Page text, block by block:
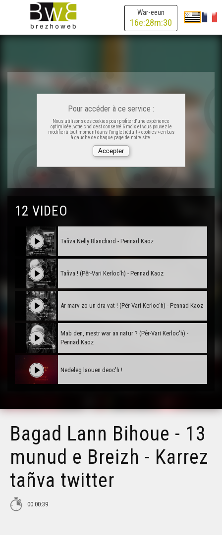
War-eeun
16e:28m:30
Pour accéder à ce service :
Nous utilisons des cookies pour profiter d'une expérience
optimisée, votre choix est conservé 6 mois et vous pouvez le
modifier à tout moment dans l'onglet réduit « cookies » en bas
à gauche de chaque page de notre site.
12 VIDEO
Tañva Nelly Blanchard - Pennad Kaoz
Tañva ! (Pêr-Vari Kerloc'h) - Pennad Kaoz
Ar marv zo un dra vat ! (Pêr-Vari Kerloc'h) - Pennad Kaoz
Mab den, mestr war an natur ? (Pêr-Vari Kerloc'h) -
Pennad Kaoz
Nedeleg laouen deoc'h !
Tañva Anv ar Rozenn - stumm karrez - VBSTB
Bagad Lann Bihoue - 13
munud e Breizh - Karrez
tañva twitter
00:00:39